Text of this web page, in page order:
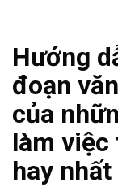
Hướng
đoạn
của
làm việc
hay